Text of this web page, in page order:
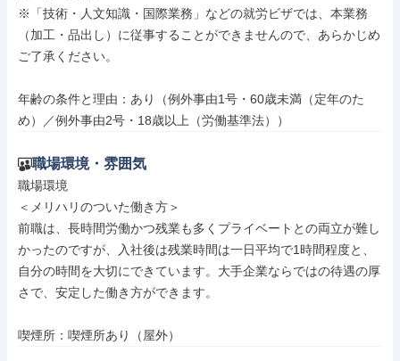
※「技術・人文知識・国際業務」などの就労ビザでは、本業務
（加工・品出し）に従事することができませんので、あらかじめ
ご了承ください。
年齢の条件と理由：あり（例外事由1号・60歳未満（定年のた
め）／例外事由2号・18歳以上（労働基準法））
職場環境・雰囲気
職場環境
＜メリハリのついた働き方＞
前職は、長時間労働かつ残業も多くプライベートとの両立が難し
かったのですが、入社後は残業時間は一日平均で1時間程度と、
自分の時間を大切にできています。大手企業ならではの待遇の厚
さで、安定した働き方ができます。
喫煙所：喫煙所あり（屋外）